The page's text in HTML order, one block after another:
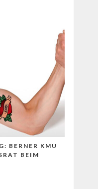
BERNER KMU
BEIM